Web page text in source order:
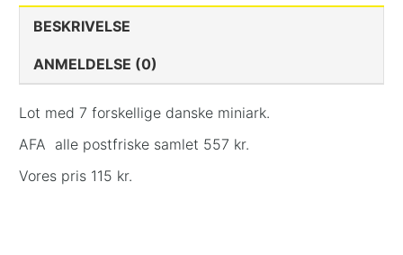
BESKRIVELSE
ANMELDELSE (0)
Lot med 7 forskellige danske miniark.
AFA alle postfriske samlet 557 kr.
Vores pris 115 kr.